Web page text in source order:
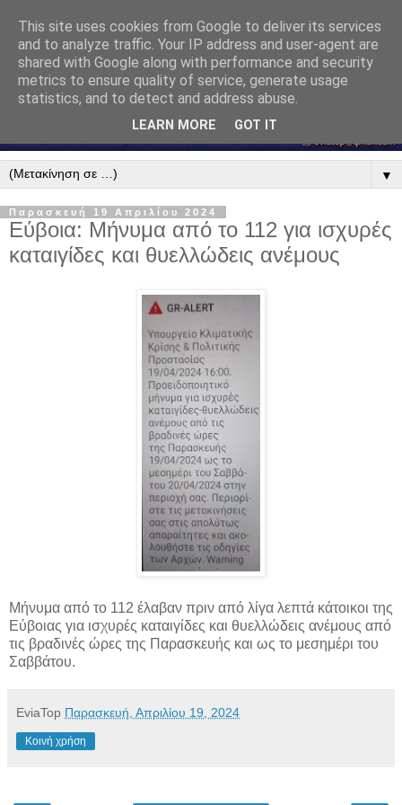
▼
Παρασκευή 19 Απριλίου 2024
Εύβοια: Μήνυμα από το 112 για ισχυρές
καταιγίδες και θυελλώδεις ανέμους
Μήνυμα από το 112 έλαβαν πριν από λίγα λεπτά κάτοικοι της
Εύβοιας για ισχυρές καταιγίδες και θυελλώδεις ανέμους από
τις βραδινές ώρες της Παρασκευής και ως το μεσημέρι του
Σαββάτου.
EviaTop Παρασκευή, Απριλίου 19, 2024
Κοινή χρήση
This site uses cookies from Google to deliver its services
and to analyze traffic. Your IP address and user-agent are
shared with Google along with performance and security
metrics to ensure quality of service, generate usage
statistics, and to detect and address abuse.
LEARN MORE GOT IT